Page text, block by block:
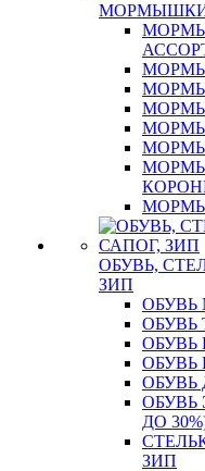
ОБУВЬ,
ЗИП
ОБУВЬ
ОБУВЬ
ОБУВЬ
ОБУВЬ
ОБУВЬ
ОБУВЬ
ДО
ЗИП